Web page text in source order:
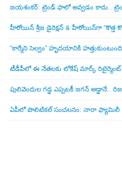
జయశంకర్: ట్రెండ్‌ ఫాలో అవ్వడం కాదు..
హీరోయిన్ శ్రీజ డైరెక్ష‌న్ & హీరోయిన్‌గా “కొత్త
“కార్మేని సెల్వం” హృదయానికి
టీడీపీలో ఈ నేత‌ల‌కు లోకేష్ మార్క్
పులివెందుల గ‌డ్డ ఎప్ప‌ట‌కీ జ‌గ‌న్ అడ్డానే..
ఏపీలో పొలిటిక‌ల్ సంచ‌ల‌నం: నారా ఫ్యామిలీ